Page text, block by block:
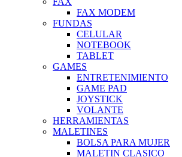
FAX MODEM
FUNDAS
CELULAR
NOTEBOOK
TABLET
GAMES
ENTRETENIMIENTO
GAME PAD
JOYSTICK
VOLANTE
HERRAMIENTAS
MALETINES
BOLSA PARA MUJER
MALETIN CLASICO